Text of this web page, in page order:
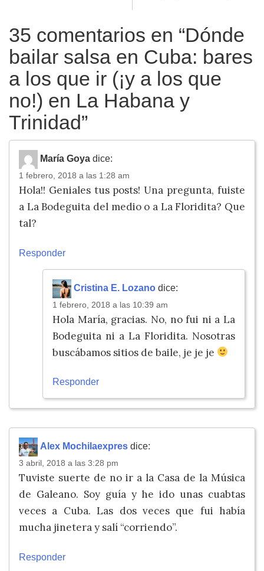
35 comentarios en “Dónde
bailar salsa en Cuba: bares
a los que ir (¡y a los que
no!) en La Habana y
Trinidad”
María Goya dice:
1 febrero, 2018 a las 1:28 am
Hola!! Geniales tus posts! Una pregunta, fuiste
a La Bodeguita del medio o a La Floridita? Que
tal?
Responder
Cristina E. Lozano dice:
1 febrero, 2018 a las 10:39 am
Hola María, gracias. No, no fui ni a La
Bodeguita ni a La Floridita. Nosotras
buscábamos sitios de baile, je je je
Responder
Alex Mochilaexpres dice:
3 abril, 2018 a las 3:28 pm
Tuviste suerte de no ir a la Casa de la Música
de Galeano. Soy guía y he ido unas cuabtas
veces a Cuba. Las dos veces que fui había
mucha jinetera y salí “corriendo”.
Responder